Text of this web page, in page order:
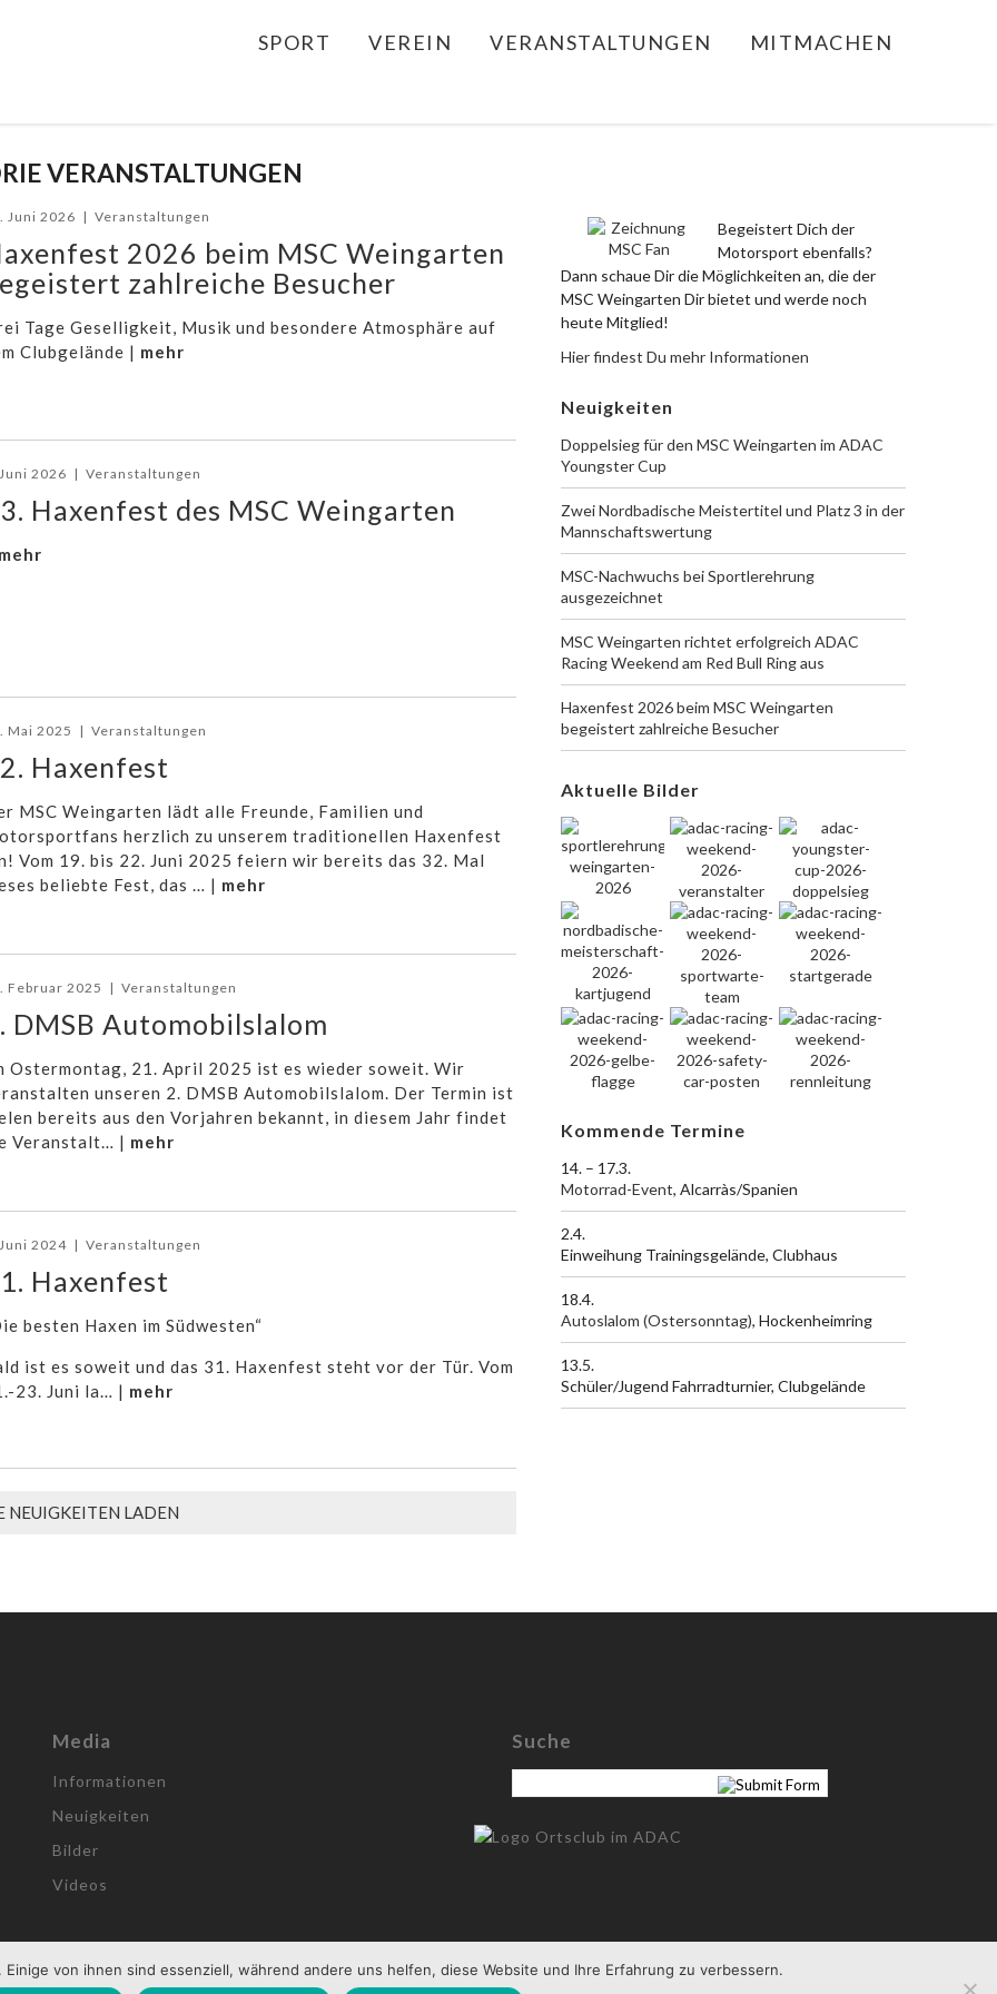
SPORT VEREIN VERANSTALTUNGEN MITMACHEN
VERANSTALTUNGEN
Juni 2026 | Veranstaltungen
2026 beim MSC Weingarten
zahlreiche Besucher
Tage Geselligkeit, Musik und besondere Atmosphäre auf
Clubgelände | mehr
2026 | Veranstaltungen
Haxenfest des MSC Weingarten
mehr
Mai 2025 | Veranstaltungen
Haxenfest
MSC Weingarten lädt alle Freunde, Familien und
herzlich zu unserem traditionellen Haxenfest
Vom 19. bis 22. Juni 2025 feiern wir bereits das 32. Mal
beliebte Fest, das … | mehr
Februar 2025 | Veranstaltungen
DMSB Automobilslalom
Ostermontag, 21. April 2025 ist es wieder soweit. Wir
unseren 2. DMSB Automobilslalom. Der Termin ist
bereits aus den Vorjahren bekannt, in diesem Jahr findet
Veranstalt… | mehr
2024 | Veranstaltungen
Haxenfest
besten Haxen im Südwesten“
ist es soweit und das 31. Haxenfest steht vor der Tür. Vom
23. Juni la… | mehr
NEUIGKEITEN LADEN
Begeistert Dich der
Motorsport ebenfalls?
Dann schaue Dir die Möglichkeiten an, die der
MSC Weingarten Dir bietet und werde noch
heute Mitglied!
Hier findest Du mehr Informationen
Neuigkeiten
Doppelsieg für den MSC Weingarten im ADAC
Youngster Cup
Zwei Nordbadische Meistertitel und Platz 3 in der
Mannschaftswertung
MSC-Nachwuchs bei Sportlerehrung
ausgezeichnet
MSC Weingarten richtet erfolgreich ADAC
Racing Weekend am Red Bull Ring aus
Haxenfest 2026 beim MSC Weingarten
begeistert zahlreiche Besucher
Aktuelle Bilder
Kommende Termine
14. – 17.3.
Motorrad-Event, Alcarràs/Spanien
2.4.
Einweihung Trainingsgelände, Clubhaus
18.4.
Autoslalom (Ostersonntag), Hockenheimring
13.5.
Schüler/Jugend Fahrradturnier, Clubgelände
Media
Informationen
Neuigkeiten
Bilder
Videos
Suche
von ihnen sind essenziell, während andere uns helfen, diese Website und Ihre Erfahrung zu verbessern.